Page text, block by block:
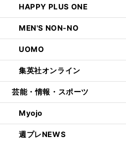
HAPPY PLUS ONE
MEN'S NON-NO
UOMO
集英社オンライン
芸能・情報・スポーツ
Myojo
週プレNEWS